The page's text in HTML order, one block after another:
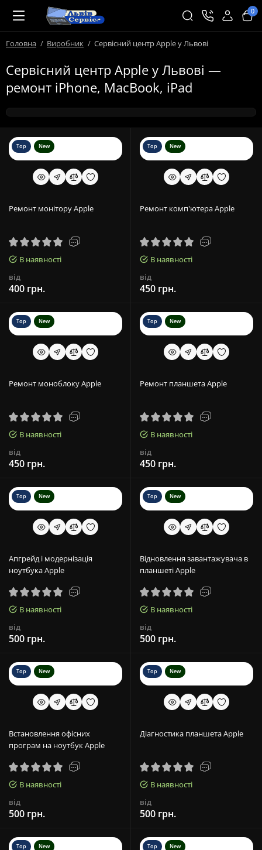
0
Головна Виробник Сервісний центр Apple у Львові
Сервісний центр Apple у Львові —
ремонт iPhone, MacBook, iPad
Top New
Ремонт монітору Apple
В наявності
від
400 грн.
Top New
Ремонт комп'ютера Apple
В наявності
від
450 грн.
Top New
Ремонт моноблоку Apple
В наявності
від
450 грн.
Top New
Ремонт планшета Apple
В наявності
від
450 грн.
Top New
Апгрейд і модернізація
ноутбука Apple
В наявності
від
500 грн.
Top New
Відновлення завантажувача в
планшеті Apple
В наявності
від
500 грн.
Top New
Встановлення офісних
програм на ноутбук Apple
В наявності
від
500 грн.
Top New
Діагностика планшета Apple
В наявності
від
500 грн.
Top New Top New